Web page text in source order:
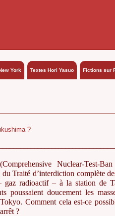
York Textes Hori Yasuo Fictions sur
Nuclear-Test-Ban
Traité d’interdiction complète
radioactif – à la station de
poussaient doucement les
Comment cela est-ce
?